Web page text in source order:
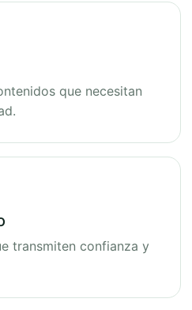
que necesitan
transmiten confianza y